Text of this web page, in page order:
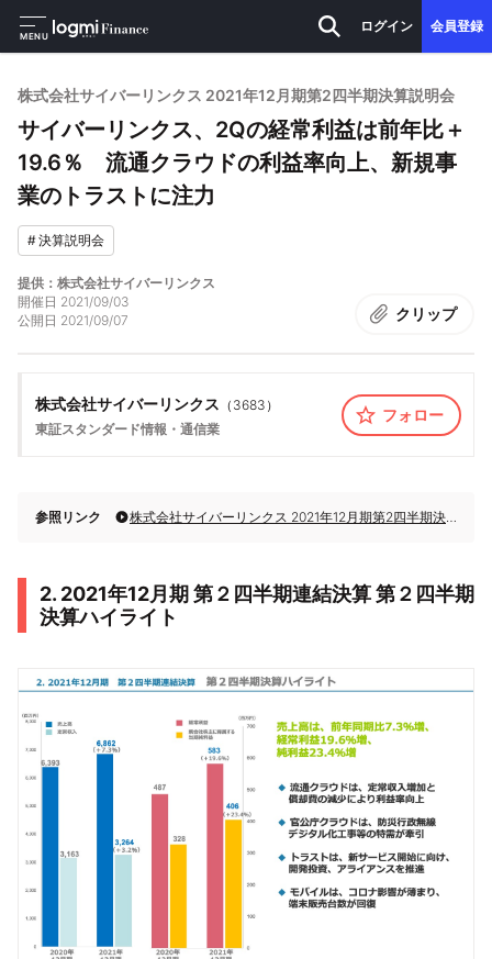
MENU
ログイン 会員登録
株式会社サイバーリンクス 2021年12月期第2四半期決算説明会
サイバーリンクス、2Qの経常利益は前年比＋
19.6％ 流通クラウドの利益率向上、新規事
業のトラストに注力
#決算説明会
提供：株式会社サイバーリンクス
開催日 2021/09/03
公開日 2021/09/07 クリップ
株式会社サイバーリンクス （ 3683 ）
東証スタンダード情報・通信業
フォロー
参照リンク 株式会社サイバーリンクス 2021年12月期第2四半期決算説明会
2. 2021年12月期 第２四半期連結決算 第２四半期
決算ハイライト